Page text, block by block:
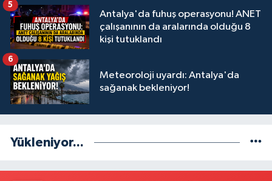
Antalya'da fuhuş operasyonu! ANET
çalışanının da aralarında olduğu 8
kişi tutuklandı
5
Meteoroloji uyardı: Antalya'da
sağanak bekleniyor!
6
Yükleniyor...